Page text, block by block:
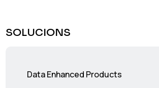
SOLUCIONS
Data Enhanced Products